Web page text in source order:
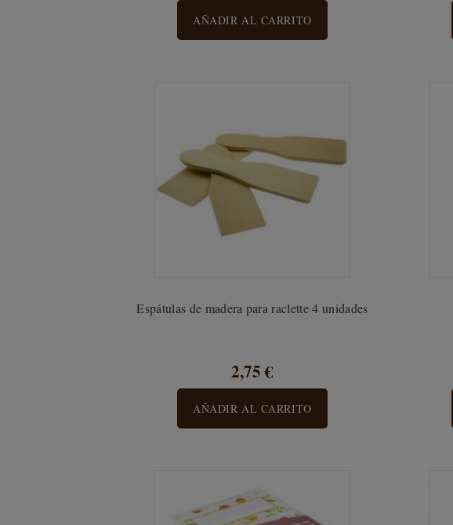
AÑADIR AL CARRITO
Espátulas de madera para raclette 4 unidades
2,75 €
AÑADIR AL CARRITO